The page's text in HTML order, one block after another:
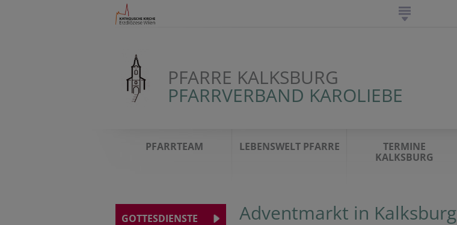
PFARRE KALKSBURG
PFARRVERBAND KAROLIEBE
PFARRTEAM LEBENSWELT PFARRE
TERMINE
KALKSBURG
GOTTESDIENSTE Adventmarkt in Kalksburg